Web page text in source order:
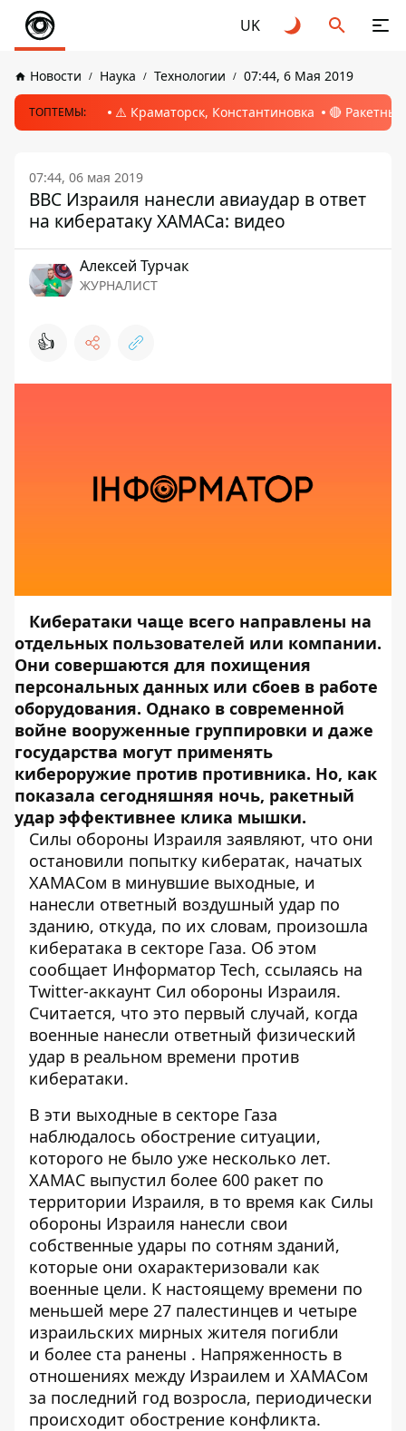
UK
Новости Наука Технологии 07:44, 6 Мая 2019
ТОПТЕМЫ: ⚠️ Краматорск, Константиновка 🔴
07:44, 06 мая 2019
ВВС Израиля нанесли авиаудар в ответ
на кибератаку ХАМАСа: видео
Алексей Турчак
ЖУРНАЛИСТ
👍
Кибератаки чаще всего направлены на
отдельных пользователей или компании.
Они совершаются для похищения
персональных данных или сбоев в работе
оборудования. Однако в современной
войне вооруженные группировки и даже
государства могут применять
кибероружие против противника. Но, как
показала сегодняшняя ночь, ракетный
удар эффективнее клика мышки.
Силы обороны Израиля заявляют, что они
остановили попытку кибератак, начатых
ХАМАСом в минувшие выходные, и
нанесли ответный воздушный удар по
зданию, откуда, по их словам, произошла
кибератака в секторе Газа. Об этом
сообщает Информатор Tech, ссылаясь на
Twitter-аккаунт Сил обороны Израиля.
Считается, что это первый случай, когда
военные нанесли ответный физический
удар в реальном времени против
кибератаки.
В эти выходные в секторе Газа
наблюдалось обострение ситуации,
которого не было уже несколько лет.
ХАМАС выпустил более 600 ракет по
территории Израиля, в то время как Силы
обороны Израиля нанесли свои
собственные удары по сотням зданий,
которые они охарактеризовали как
военные цели. К настоящему времени по
меньшей мере 27 палестинцев и четыре
израильских мирных жителя погибли
и более ста ранены . Напряженность в
отношениях между Израилем и ХАМАСом
за последний год возросла, периодически
происходит обострение конфликта.